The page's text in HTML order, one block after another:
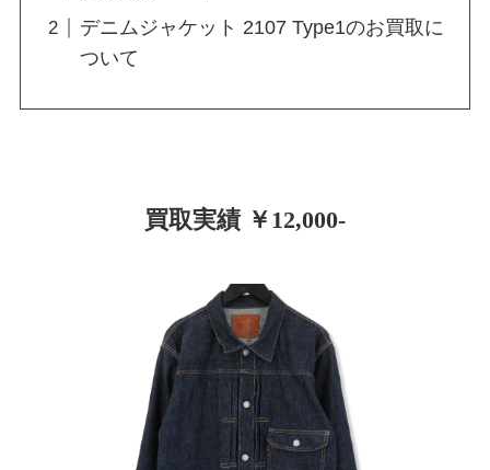
デニムジャケット 2107 Type1のお買取に
ついて
買取実績 ￥12,000-